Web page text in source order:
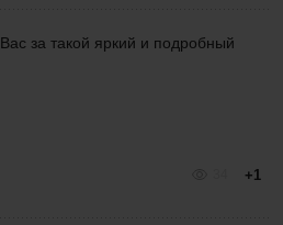
за такой яркий и подробный
+1